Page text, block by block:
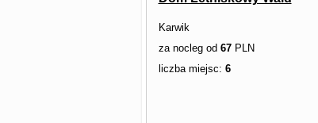
Karwik
za nocleg od 67PLN
liczba miejsc: 6